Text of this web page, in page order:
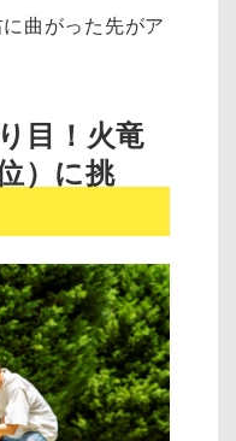
曲がった先がア
目！火竜
）に挑